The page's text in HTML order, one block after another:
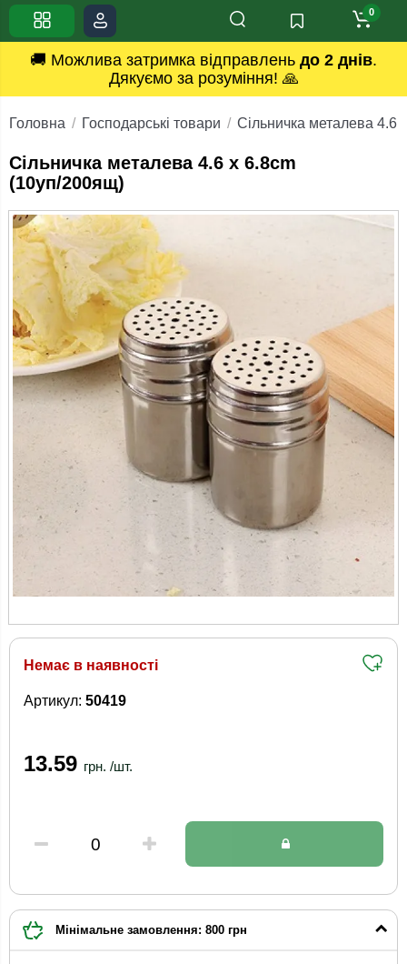
🚚 Можлива затримка відправлень до 2 днів.
Дякуємо за розуміння! 🙏
0
Головна Господарські товари Сільничка металева 4.6
Сільничка металева 4.6 x 6.8cm
(10уп/200ящ)
Немає в наявності
Артикул: 50419
13.59 грн. /шт.
Мінімальне замовлення: 800 грн